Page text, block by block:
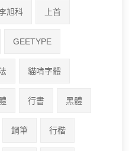
旭科 上首
GEETYPE
貓啃字體
行書 黑體
鋼筆 行楷